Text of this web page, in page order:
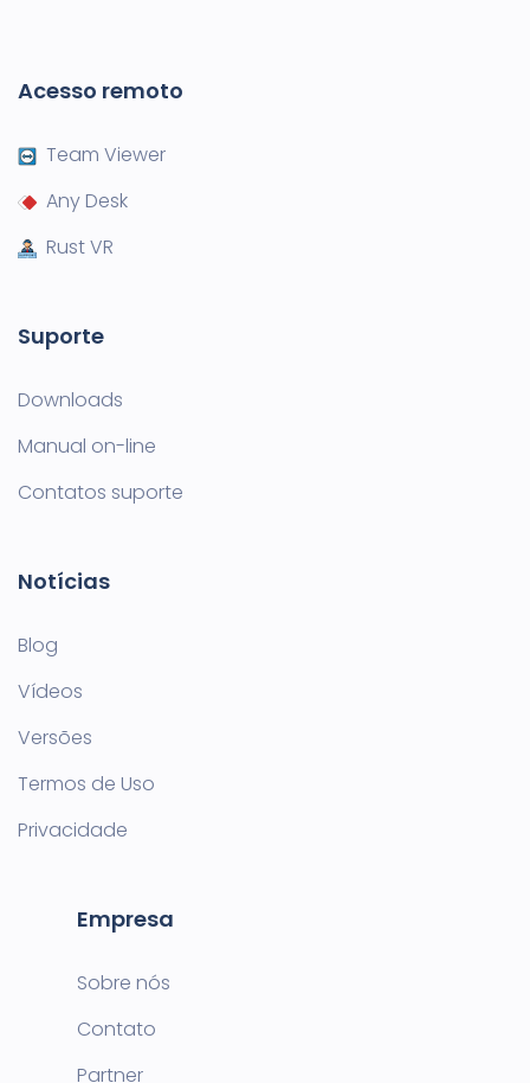
Acesso remoto
Team Viewer
Any Desk
Rust VR
Suporte
Downloads
Manual on-line
Contatos suporte
Notícias
Blog
Vídeos
Versões
Termos de Uso
Privacidade
Empresa
Sobre nós
Contato
Partner